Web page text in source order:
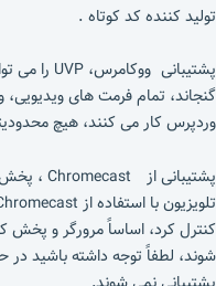
تولید کننده کد کوتاه .
گنجاند، تمام فرمت های
وردپرس کار می کنند، هیچ
کنترل کرد، اساساً مرورگر و پخش